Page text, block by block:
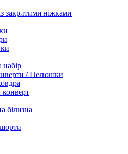
закритими ніжками
/ Пелюшки
білизна